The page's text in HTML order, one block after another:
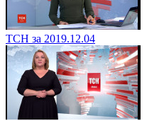
ТСН за 2019.12.04